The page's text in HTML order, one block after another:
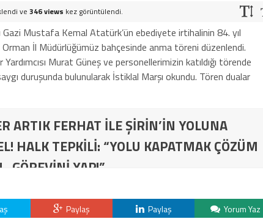
ve 346 views kez görüntülendi.
Gazi Mustafa Kemal Atatürk’ün ebediyete irtihalinin 84. yıl
İl Müdürlüğümüz bahçesinde anma töreni düzenlendi.
Murat Güneş ve personellerimizin katıldığı törende
duruşunda bulunularak İstiklal Marşı okundu. Tören dualar
ARTIK FERHAT İLE ŞİRİN’İN YOLUNA
HALK TEPKİLİ: “YOLU KAPATMAK ÇÖZÜM
GÖREVİNİ YAP!”
Paylaş Paylaş Yorum Yaz